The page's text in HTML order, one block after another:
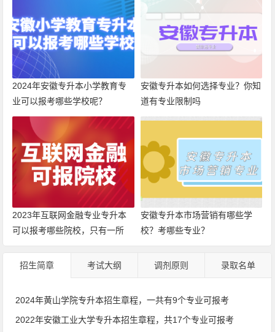
2024年安徽专升本小学教育专
业可以报考哪些学校呢？
安徽专升本如何选择专业？你知
道有专业限制吗
2023年互联网金融专业专升本
可以报考哪些院校，只有一所
安徽专升本市场营销有哪些学
校？考哪些专业？
招生简章 考试大纲 调剂原则 录取名单
2024年黄山学院专升本招生章程，一共有9个专业可报考
2022年安徽工业大学专升本招生章程，共17个专业可报考